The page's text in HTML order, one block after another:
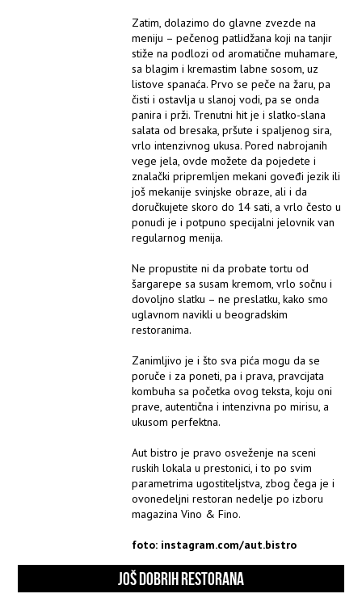
Zatim, dolazimo do glavne zvezde na
meniju – pečenog patlidžana koji na tanjir
stiže na podlozi od aromatične muhamare,
sa blagim i kremastim labne sosom, uz
listove spanaća. Prvo se peče na žaru, pa
čisti i ostavlja u slanoj vodi, pa se onda
panira i prži. Trenutni hit je i slatko-slana
salata od bresaka, pršute i spaljenog sira,
vrlo intenzivnog ukusa. Pored nabrojanih
vege jela, ovde možete da pojedete i
znalački pripremljen mekani goveđi jezik ili
još mekanije svinjske obraze, ali i da
doručkujete skoro do 14 sati, a vrlo često u
ponudi je i potpuno specijalni jelovnik van
regularnog menija.
Ne propustite ni da probate tortu od
šargarepe sa susam kremom, vrlo sočnu i
dovoljno slatku – ne preslatku, kako smo
uglavnom navikli u beogradskim
restoranima.
Zanimljivo je i što sva pića mogu da se
poruče i za poneti, pa i prava, pravcijata
kombuha sa početka ovog teksta, koju oni
prave, autentična i intenzivna po mirisu, a
ukusom perfektna.
Aut bistro je pravo osveženje na sceni
ruskih lokala u prestonici, i to po svim
parametrima ugostiteljstva, zbog čega je i
ovonedeljni restoran nedelje po izboru
magazina Vino & Fino.
foto: instagram.com/aut.bistro
JOŠ DOBRIH RESTORANA